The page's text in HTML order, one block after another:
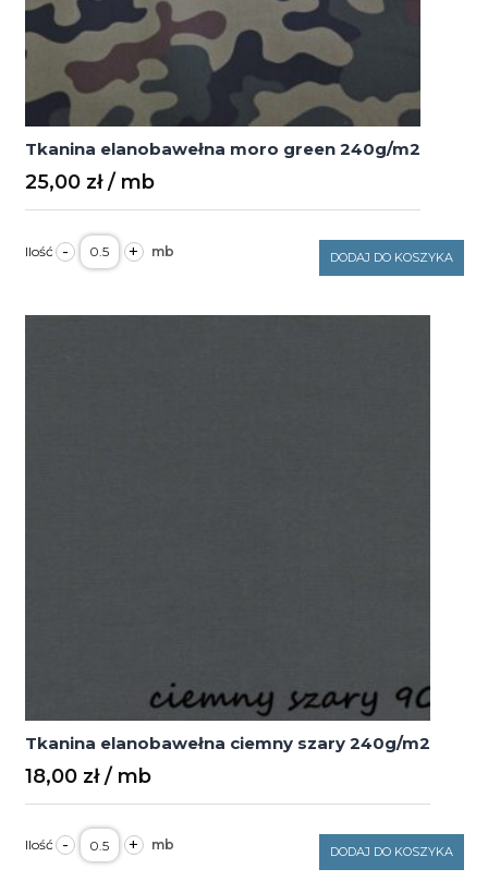
Tkanina elanobawełna moro green 240g/m2
25,00 zł
- ilość
Tkanina
elanobawełna
+ DODAJ DO KOSZYKA
Tkanina elanobawełna ciemny szary 240g/m2
18,00 zł
- ilość
Tkanina
elanobawełna
+ DODAJ DO KOSZYKA